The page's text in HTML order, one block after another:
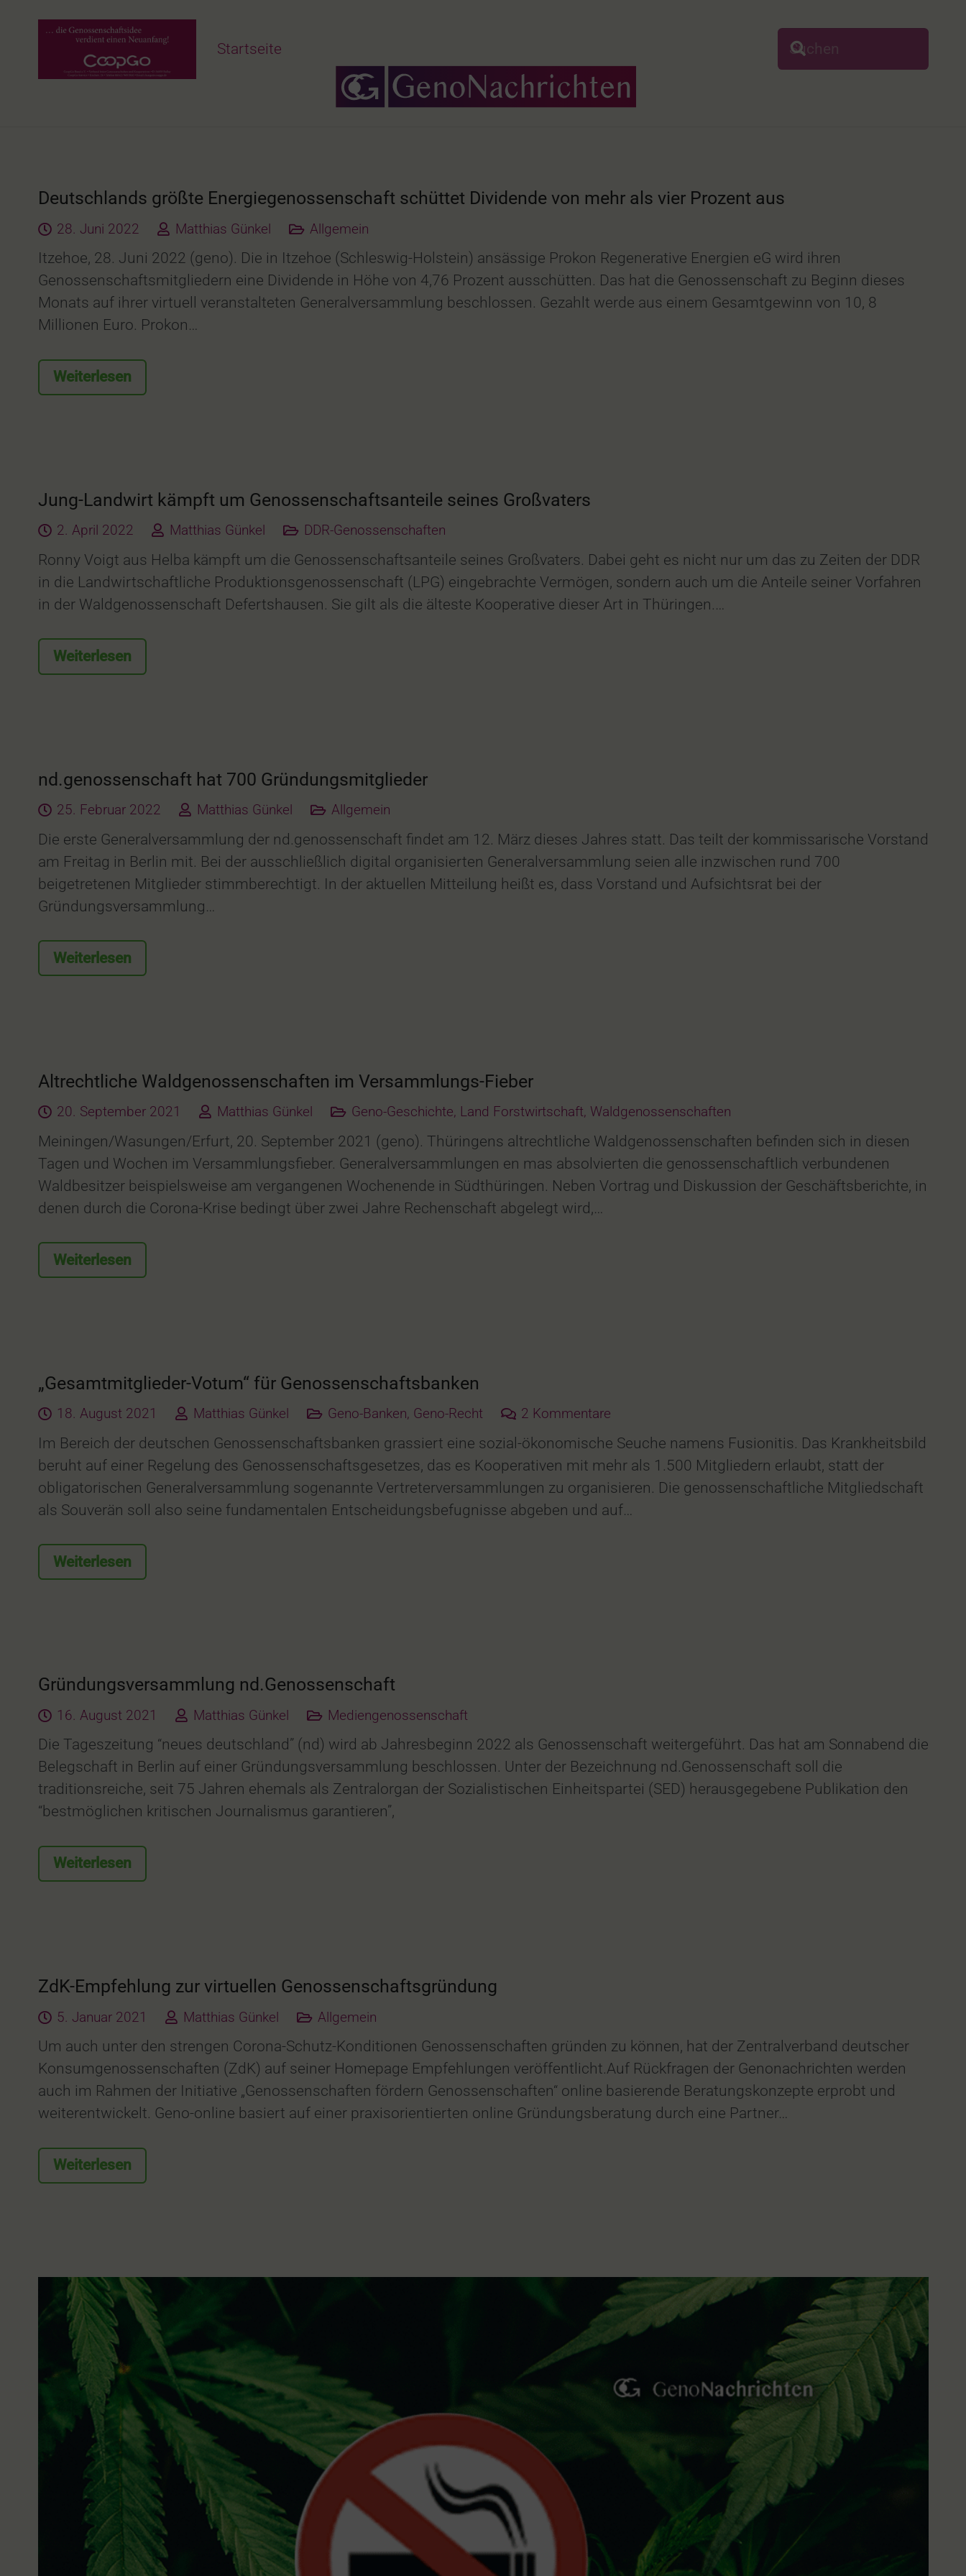
Startseite
Deutschlands größte Energiegenossenschaft schüttet Dividende von mehr als vier Prozent aus
28. Juni 2022 Matthias Günkel Allgemein
Itzehoe, 28. Juni 2022 (geno). Die in Itzehoe (Schleswig-Holstein) ansässige Prokon Regenerative Energien eG wird ihren
Genossenschaftsmitgliedern eine Dividende in Höhe von 4,76 Prozent ausschütten. Das hat die Genossenschaft zu Beginn dieses
Monats auf ihrer virtuell veranstalteten Generalversammlung beschlossen. Gezahlt werde aus einem Gesamtgewinn von 10, 8
Millionen Euro. Prokon…
Weiterlesen
Jung-Landwirt kämpft um Genossenschaftsanteile seines Großvaters
2. April 2022 Matthias Günkel DDR-Genossenschaften
Ronny Voigt aus Helba kämpft um die Genossenschaftsanteile seines Großvaters. Dabei geht es nicht nur um das zu Zeiten der DDR
in die Landwirtschaftliche Produktionsgenossenschaft (LPG) eingebrachte Vermögen, sondern auch um die Anteile seiner Vorfahren
in der Waldgenossenschaft Defertshausen. Sie gilt als die älteste Kooperative dieser Art in Thüringen.…
Weiterlesen
nd.genossenschaft hat 700 Gründungsmitglieder
25. Februar 2022 Matthias Günkel Allgemein
Die erste Generalversammlung der nd.genossenschaft findet am 12. März dieses Jahres statt. Das teilt der kommissarische Vorstand
am Freitag in Berlin mit. Bei der ausschließlich digital organisierten Generalversammlung seien alle inzwischen rund 700
beigetretenen Mitglieder stimmberechtigt. In der aktuellen Mitteilung heißt es, dass Vorstand und Aufsichtsrat bei der
Gründungsversammlung…
Weiterlesen
Altrechtliche Waldgenossenschaften im Versammlungs-Fieber
20. September 2021 Matthias Günkel Geno-Geschichte, Land Forstwirtschaft, Waldgenossenschaften
Meiningen/Wasungen/Erfurt, 20. September 2021 (geno). Thüringens altrechtliche Waldgenossenschaften befinden sich in diesen
Tagen und Wochen im Versammlungsfieber. Generalversammlungen en mas absolvierten die genossenschaftlich verbundenen
Waldbesitzer beispielsweise am vergangenen Wochenende in Südthüringen. Neben Vortrag und Diskussion der Geschäftsberichte, in
denen durch die Corona-Krise bedingt über zwei Jahre Rechenschaft abgelegt wird,…
Weiterlesen
„Gesamtmitglieder-Votum“ für Genossenschaftsbanken
18. August 2021 Matthias Günkel Geno-Banken, Geno-Recht 2 Kommentare
Im Bereich der deutschen Genossenschaftsbanken grassiert eine sozial-ökonomische Seuche namens Fusionitis. Das Krankheitsbild
beruht auf einer Regelung des Genossenschaftsgesetzes, das es Kooperativen mit mehr als 1.500 Mitgliedern erlaubt, statt der
obligatorischen Generalversammlung sogenannte Vertreterversammlungen zu organisieren. Die genossenschaftliche Mitgliedschaft
als Souverän soll also seine fundamentalen Entscheidungsbefugnisse abgeben und auf…
Weiterlesen
Gründungsversammlung nd.Genossenschaft
16. August 2021 Matthias Günkel Mediengenossenschaft
Die Tageszeitung “neues deutschland” (nd) wird ab Jahresbeginn 2022 als Genossenschaft weitergeführt. Das hat am Sonnabend die
Belegschaft in Berlin auf einer Gründungsversammlung beschlossen. Unter der Bezeichnung nd.Genossenschaft soll die
traditionsreiche, seit 75 Jahren ehemals als Zentralorgan der Sozialistischen Einheitspartei (SED) herausgegebene Publikation den
“bestmöglichen kritischen Journalismus garantieren”,
Weiterlesen
ZdK-Empfehlung zur virtuellen Genossenschaftsgründung
5. Januar 2021 Matthias Günkel Allgemein
Um auch unter den strengen Corona-Schutz-Konditionen Genossenschaften gründen zu können, hat der Zentralverband deutscher
Konsumgenossenschaften (ZdK) auf seiner Homepage Empfehlungen veröffentlicht.Auf Rückfragen der Genonachrichten werden
auch im Rahmen der Initiative „Genossenschaften fördern Genossenschaften“ online basierende Beratungskonzepte erprobt und
weiterentwickelt. Geno-online basiert auf einer praxisorientierten online Gründungsberatung durch eine Partner…
Weiterlesen